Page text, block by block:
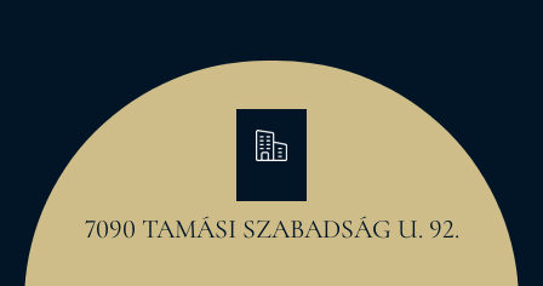
7090 TAMÁSI SZABADSÁG U. 92.